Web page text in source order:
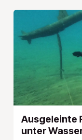
Ausgeleinte
unter